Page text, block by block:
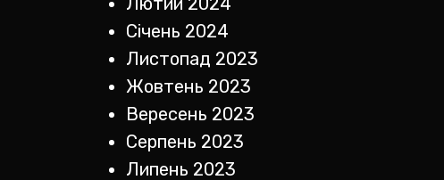
Січень 2024
Листопад 2023
Жовтень 2023
Вересень 2023
Серпень 2023
Липень 2023